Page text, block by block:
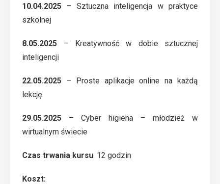
10.04.2025 – Sztuczna inteligencja w praktyce
szkolnej
8.05.2025 – Kreatywność w dobie sztucznej
inteligencji
22.05.2025 – Proste aplikacje online na każdą
lekcję
29.05.2025 – Cyber higiena – młodzież w
wirtualnym świecie
Czas trwania kursu: 12 godzin
Koszt: